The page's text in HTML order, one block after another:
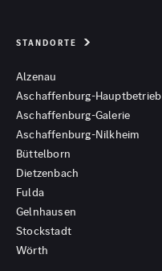
STANDORTE
Alzenau
Aschaffenburg-Hauptbetrieb
Aschaffenburg-Galerie
Aschaffenburg-Nilkheim
Büttelborn
Dietzenbach
Fulda
Gelnhausen
Stockstadt
Wörth